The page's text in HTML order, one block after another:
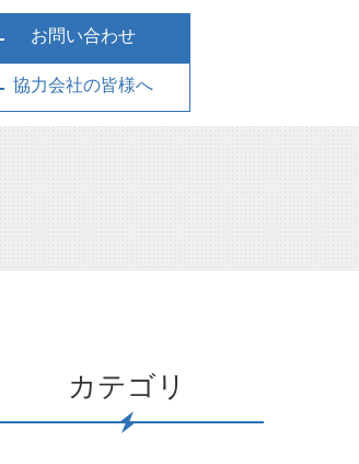
お問い合わせ
協力会社の皆様へ
カテゴリ